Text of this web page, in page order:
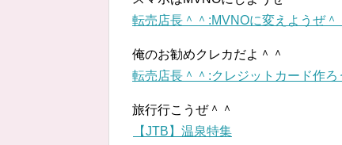
転売店長＾＾:MVNOに変えようぜ＾
俺のお勧めクレカだよ＾＾
転売店長＾＾:クレジットカード作ろ
旅行行こうぜ＾＾
【JTB】温泉特集